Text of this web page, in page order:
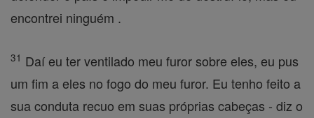
encontrei ninguém .
31 Daí eu ter ventilado meu furor sobre eles, eu pus
um fim a eles no fogo do meu furor. Eu tenho feito a
sua conduta recuo em suas próprias cabeças - diz o